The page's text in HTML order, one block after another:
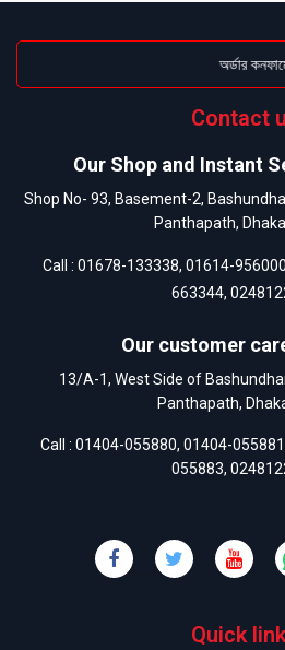
অর্ডার
Contact
Our Shop and Instant
Shop No- 93, Basement-2,
Panthapath,
Call : 01678-133338, 01614-956000
663344,
Our customer
13/A-1, West Side of
Panthapath,
Call : 01404-055880, 01404-055881
055883,
Quick